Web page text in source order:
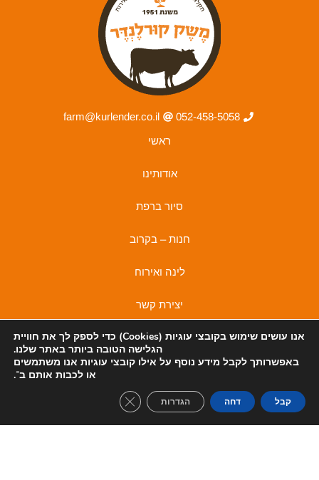
052-458-5058
farm@kurlender.co.il
ראשי
אודותינו
סיור ברפת
חנות – בקרוב
לינה ואירוח
יצירת קשר
מדיניות פרטיות
מדיניות פרטיות
a
c
e
n
s
t
אנו עושים שימוש בקובצי עוגיות (Cookies)
כדי לספק לך את חוויית
הגלישה הטובה ביותר באתר שלנו.
באפשרותך לקבל מידע נוסף על אילו קובצי עוגיות אנו משתמשים
או לכבות אותם ב־.
קבל דחה הגדרות GDPR Cookie Banner